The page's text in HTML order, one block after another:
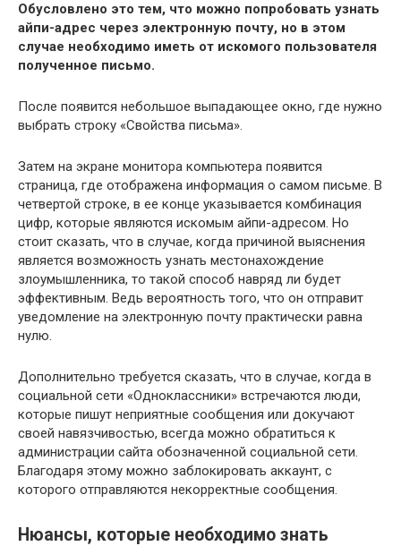
Обусловлено это тем, что можно попробовать узнать
айпи-адрес через электронную почту, но в этом
случае необходимо иметь от искомого пользователя
полученное письмо.
После появится небольшое выпадающее окно, где нужно
выбрать строку «Свойства письма».
Затем на экране монитора компьютера появится
страница, где отображена информация о самом письме. В
четвертой строке, в ее конце указывается комбинация
цифр, которые являются искомым айпи-адресом. Но
стоит сказать, что в случае, когда причиной выяснения
является возможность узнать местонахождение
злоумышленника, то такой способ навряд ли будет
эффективным. Ведь вероятность того, что он отправит
уведомление на электронную почту практически равна
нулю.
Дополнительно требуется сказать, что в случае, когда в
социальной сети «Одноклассники» встречаются люди,
которые пишут неприятные сообщения или докучают
своей навязчивостью, всегда можно обратиться к
администрации сайта обозначенной социальной сети.
Благодаря этому можно заблокировать аккаунт, с
которого отправляются некорректные сообщения.
Нюансы, которые необходимо знать